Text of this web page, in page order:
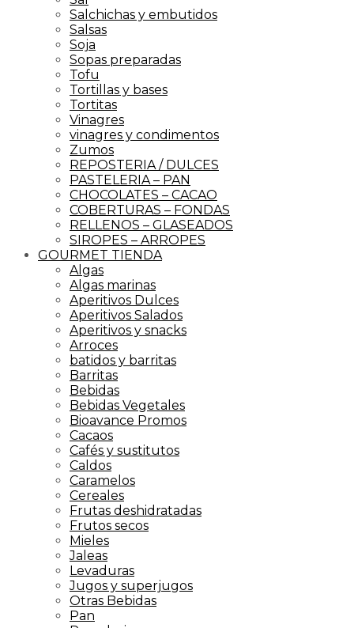
Salchichas y embutidos
Salsas
Soja
Sopas preparadas
Tofu
Tortillas y bases
Tortitas
Vinagres
vinagres y condimentos
Zumos
REPOSTERIA / DULCES
PASTELERIA – PAN
CHOCOLATES – CACAO
COBERTURAS – FONDAS
RELLENOS – GLASEADOS
SIROPES – ARROPES
GOURMET TIENDA
Algas
Algas marinas
Aperitivos Dulces
Aperitivos Salados
Aperitivos y snacks
Arroces
batidos y barritas
Barritas
Bebidas
Bebidas Vegetales
Bioavance Promos
Cacaos
Cafés y sustitutos
Caldos
Caramelos
Cereales
Frutas deshidratadas
Frutos secos
Mieles
Jaleas
Levaduras
Jugos y superjugos
Otras Bebidas
Pan